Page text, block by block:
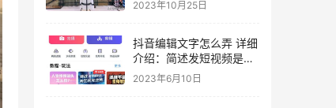
2023年10月25日
抖音编辑文字怎么弄 详细
介绍：简述发短视频是怎
么赚钱的
2023年6月10日